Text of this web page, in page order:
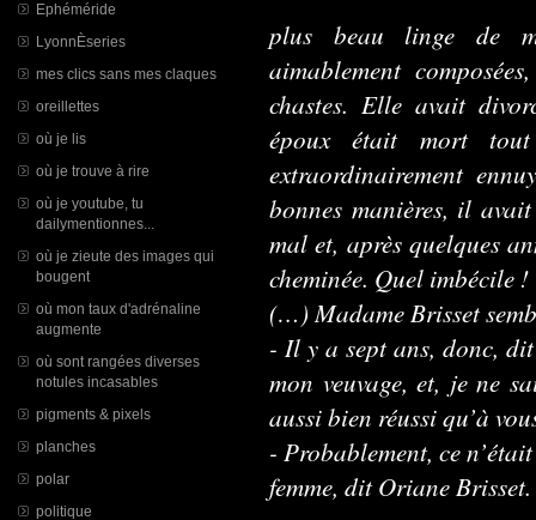
Ephéméride
LyonnÈseries
mes clics sans mes claques
oreillettes
où je lis
où je trouve à rire
où je youtube, tu
dailymentionnes...
où je zieute des images qui
bougent
où mon taux d'adrénaline
augmente
où sont rangées diverses
notules incasables
pigments & pixels
planches
polar
politique
plus beau linge de
aimablement
chastes. Elle avait
époux était mort
extraordinairement
bonnes manières, il
mal et, après quelques
cheminée. Quel imbécile !
(…) Madame Brisset
- Il y a sept ans, donc,
mon veuvage, et, je ne
aussi bien réussi qu’à
- Probablement, ce
femme, dit Oriane